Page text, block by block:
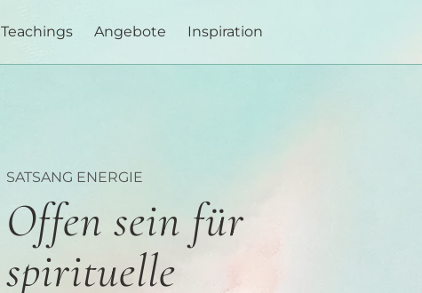
Teachings Angebote Inspiration
SATSANG ENERGIE
Offen sein für
spirituelle